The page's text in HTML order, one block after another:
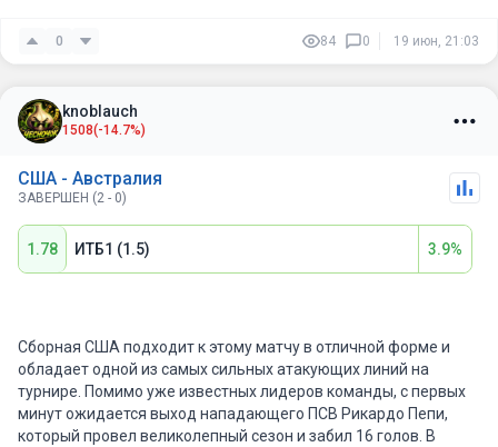
0 84 0 19 июн, 21:03
knoblauch
1508(-14.7%)
США - Австралия
ЗАВЕРШЕН (2 - 0)
1.78 ИТБ1 (1.5) 3.9%
Сборная США подходит к этому матчу в отличной форме и
обладает одной из самых сильных атакующих линий на
турнире. Помимо уже известных лидеров команды, с первых
минут ожидается выход нападающего ПСВ Рикардо Пепи,
который провел великолепный сезон и забил 16 голов. В